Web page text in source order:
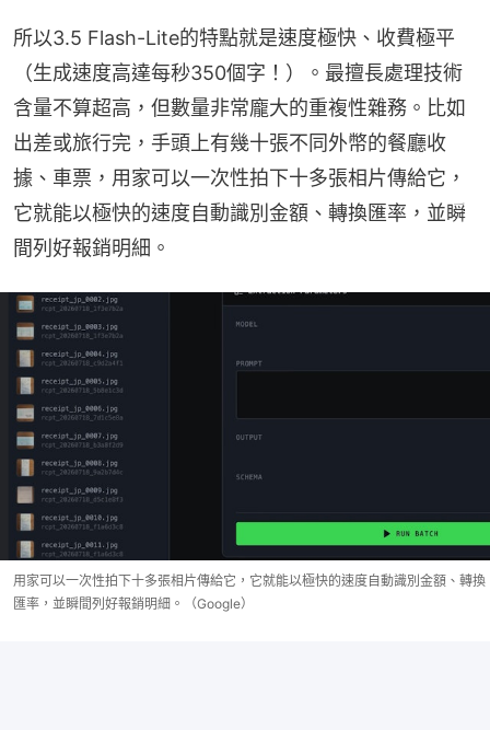
所以3.5 Flash-Lite的特點就是速度極快、收費極平
（生成速度高達每秒350個字！）。最擅長處理技術
含量不算超高，但數量非常龐大的重複性雜務。比如
出差或旅行完，手頭上有幾十張不同外幣的餐廳收
據、車票，用家可以一次性拍下十多張相片傳給它，
它就能以極快的速度自動識別金額、轉換匯率，並瞬
間列好報銷明細。
用家可以一次性拍下十多張相片傳給它，它就能以極快的速度自動識別金額、轉換
匯率，並瞬間列好報銷明細。（Google）